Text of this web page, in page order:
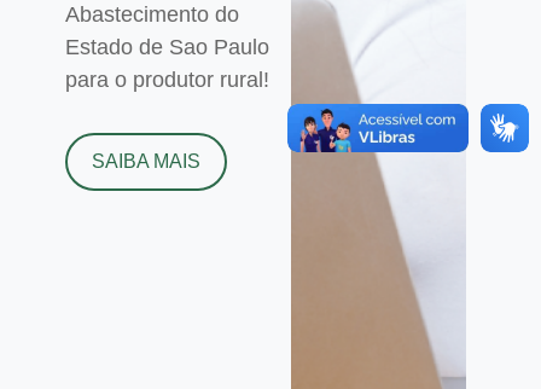
Abastecimento do
Estado de Sao Paulo
para o produtor rural!
SAIBA MAIS